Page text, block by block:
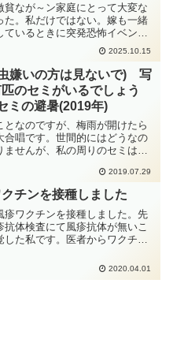
貧なが～ン家庭にとって大変な
た。私だけではない。嫁も一緒
ているときに突発恐怖イベント
ている。おかげで本当に嫁は本
でいるという。なんじゃそりゃ
録である。災い１）治療費に親
飛んで行った災い２）嫁の支払
斜め上過ぎる災い３）自動車ト
生災い４）突然のスマホ文鎮 (故
い５）自動車夜間走行中にスト
６）ズブ濡れ災い７）嫁が....
2025.10.15
嫌いの方は見ないで) 写
のセミがいるでしょう
ミの避暑(2019年)
となのですが、梅雨が開けたら
合唱です。世間的にはどうなの
ませんが、私の周りのセミは温
中鳴いているのですが、晴れて
度が高くなったら、ピタリと泣
よね。で、その泣...
2019.07.29
チンを接種しました
疹ワクチンを接種しました。先
抗体検査にて風疹抗体が無いこ
した私です。医者からワクチン
ンを受けることを望みました。
2020.04.01